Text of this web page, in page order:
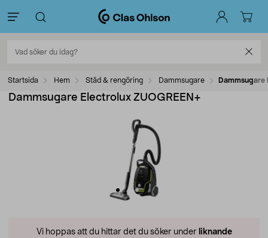
Startsida Hem Städ & rengöring Dammsugare Dammsugare
Dammsugare Electrolux ZUOGREEN+
Vi hoppas att du hittar det du söker under liknande